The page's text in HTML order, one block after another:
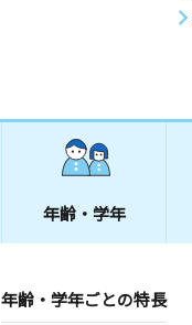
年齢・学年
年齢・学年ごとの特長